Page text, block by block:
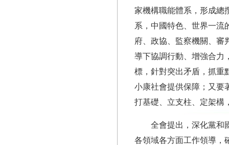
家機構職能體系，形成總
系，中國特色、世界一流
府、政協、監察機關、審
導下協調行動、增強合力
標，針對突出矛盾，抓重
小康社會提供保障；又要
打基礎、立支柱、定架構
全會提出，深化黨和
各領域各方面工作領導，